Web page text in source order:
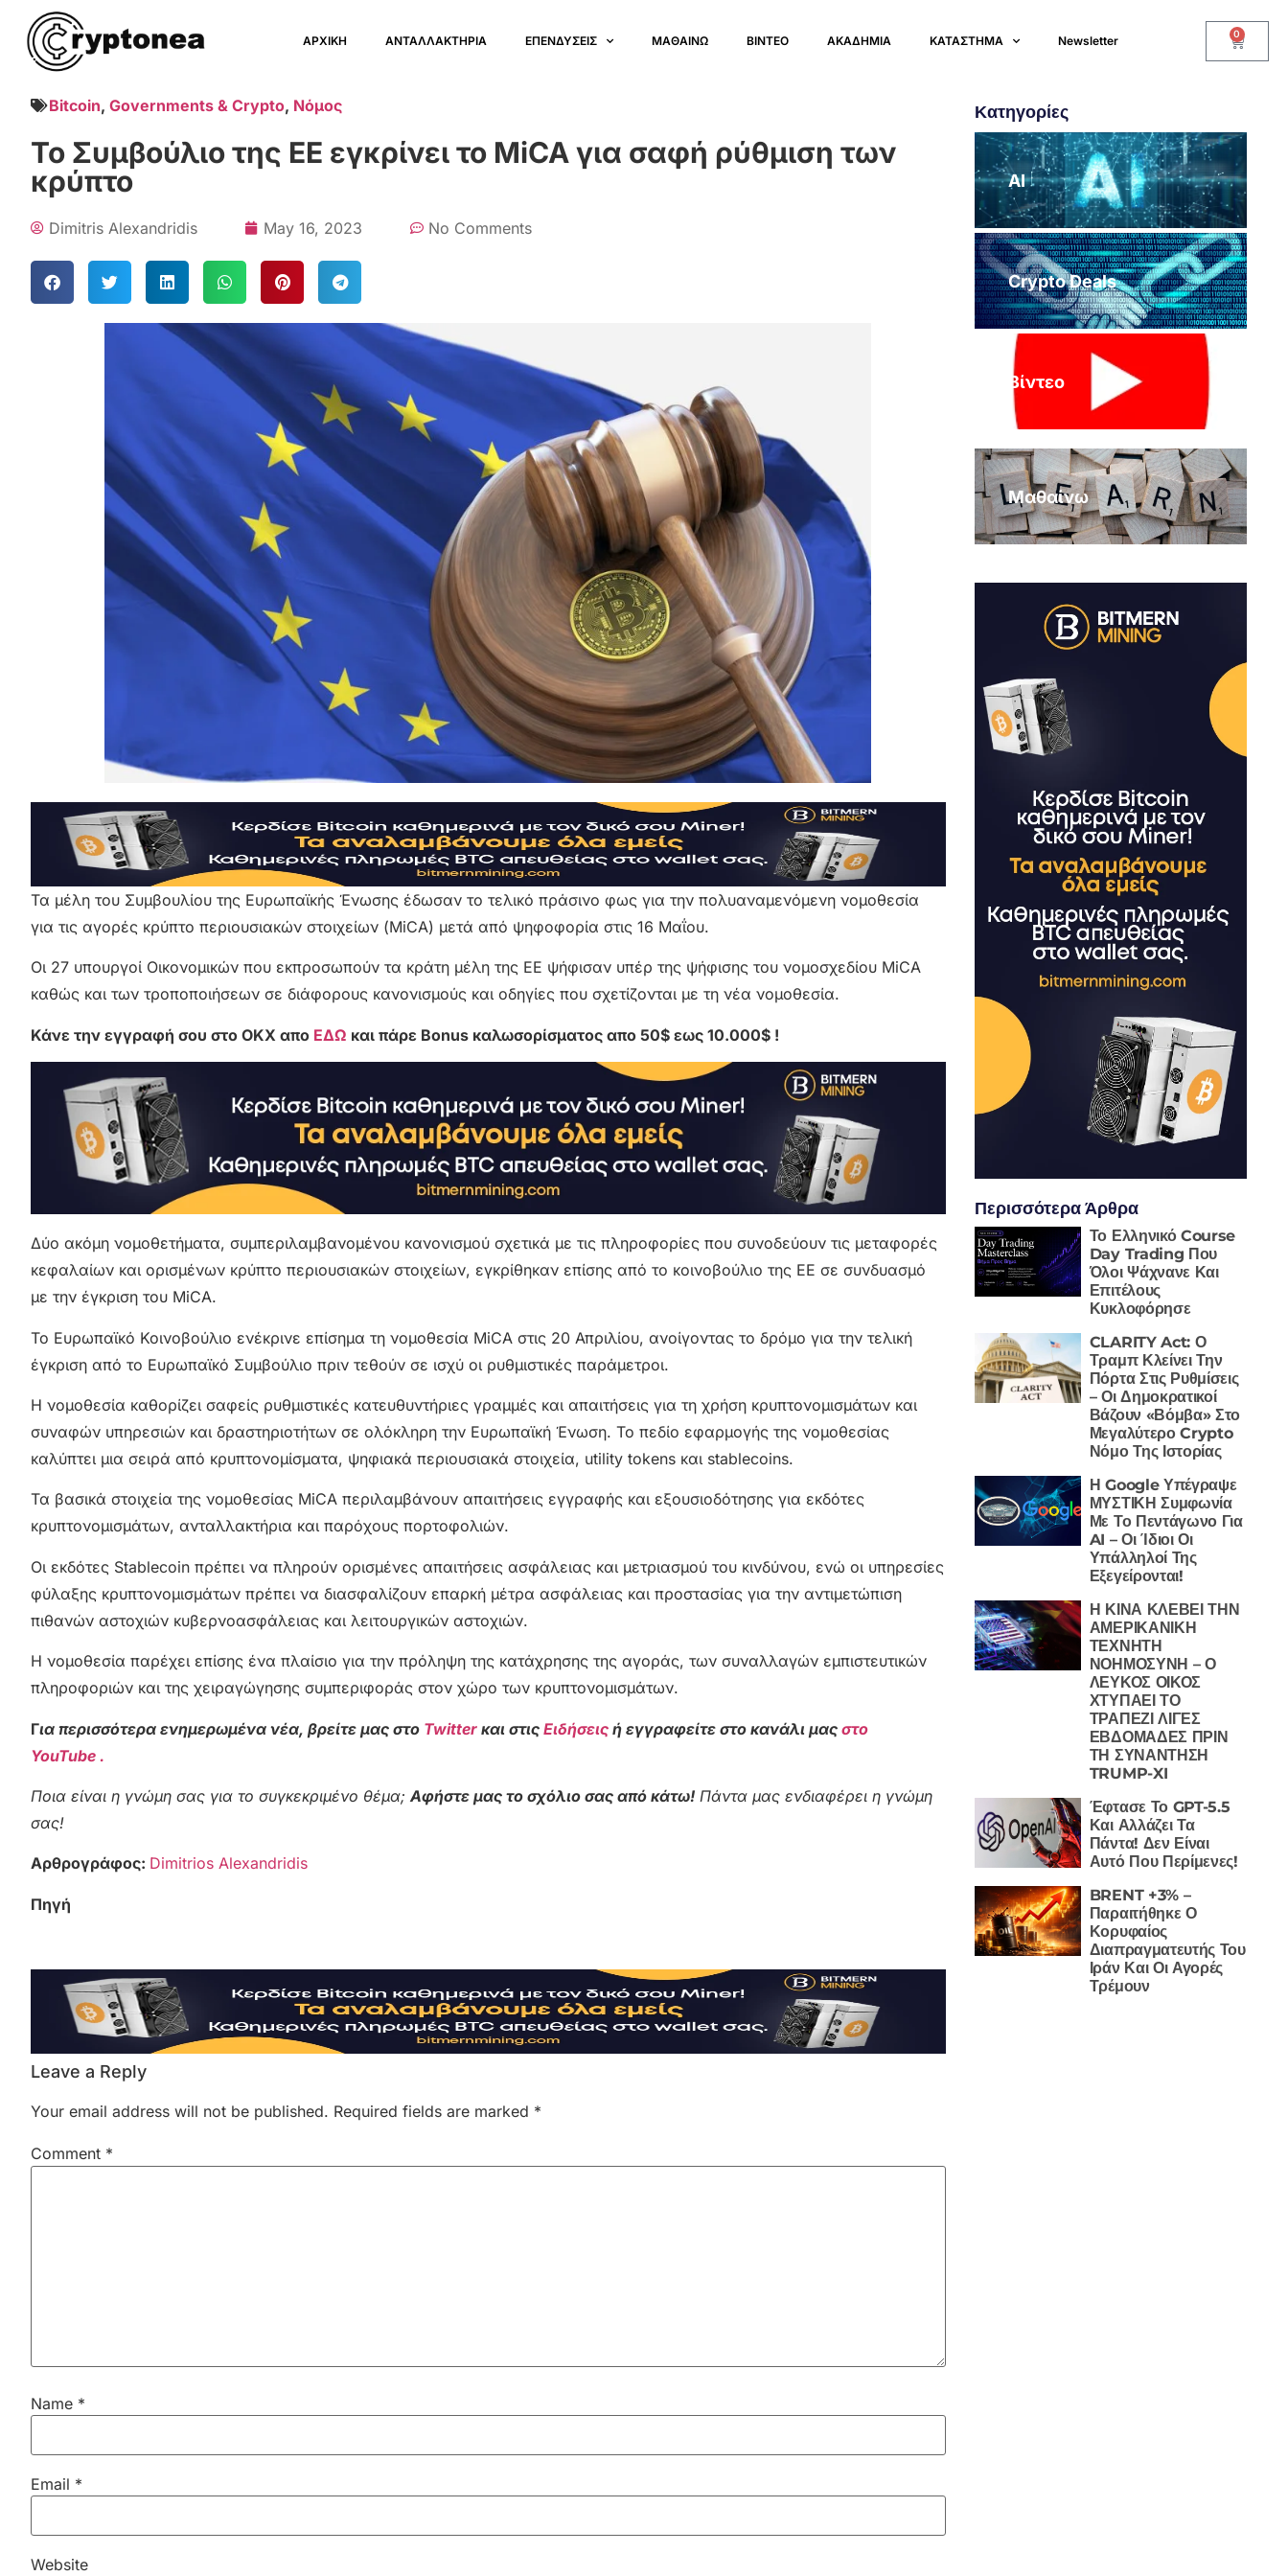
ΑΡΧΙΚΗ ΑΝΤΑΛΛΑΚΤΗΡΙΑ ΕΠΕΝΔΥΣΕΙΣ ΜΑΘΑΙΝΩ ΒΙΝΤΕΟ ΑΚΑΔΗΜΙΑ ΚΑΤΑΣΤΗΜΑ Newsletter 0
Bitcoin, Governments & Crypto, Νόμος
Το Συμβούλιο της ΕΕ εγκρίνει το MiCA για σαφή ρύθμιση των
κρύπτο
Dimitris Alexandridis May 16, 2023 No Comments
Τα μέλη του Συμβουλίου της Ευρωπαϊκής Ένωσης έδωσαν το τελικό πράσινο φως για την πολυαναμενόμενη νομοθεσία
για τις αγορές κρύπτο περιουσιακών στοιχείων (MiCA) μετά από ψηφοφορία στις 16 Μαΐου.
Οι 27 υπουργοί Οικονομικών που εκπροσωπούν τα κράτη μέλη της ΕΕ ψήφισαν υπέρ της ψήφισης του νομοσχεδίου MiCA
καθώς και των τροποποιήσεων σε διάφορους κανονισμούς και οδηγίες που σχετίζονται με τη νέα νομοθεσία.
Κάνε την εγγραφή σου στο OKX απο ΕΔΩ και πάρε Bonus καλωσορίσματος απο 50$ εως 10.000$ !
Δύο ακόμη νομοθετήματα, συμπεριλαμβανομένου κανονισμού σχετικά με τις πληροφορίες που συνοδεύουν τις μεταφορές
κεφαλαίων και ορισμένων κρύπτο περιουσιακών στοιχείων, εγκρίθηκαν επίσης από το κοινοβούλιο της ΕΕ σε συνδυασμό
με την έγκριση του MiCA.
Το Ευρωπαϊκό Κοινοβούλιο ενέκρινε επίσημα τη νομοθεσία MiCA στις 20 Απριλίου, ανοίγοντας το δρόμο για την τελική
έγκριση από το Ευρωπαϊκό Συμβούλιο πριν τεθούν σε ισχύ οι ρυθμιστικές παράμετροι.
Η νομοθεσία καθορίζει σαφείς ρυθμιστικές κατευθυντήριες γραμμές και απαιτήσεις για τη χρήση κρυπτονομισμάτων και
συναφών υπηρεσιών και δραστηριοτήτων σε ολόκληρη την Ευρωπαϊκή Ένωση. Το πεδίο εφαρμογής της νομοθεσίας
καλύπτει μια σειρά από κρυπτονομίσματα, ψηφιακά περιουσιακά στοιχεία, utility tokens και stablecoins.
Τα βασικά στοιχεία της νομοθεσίας MiCA περιλαμβάνουν απαιτήσεις εγγραφής και εξουσιοδότησης για εκδότες
κρυπτονομισμάτων, ανταλλακτήρια και παρόχους πορτοφολιών.
Οι εκδότες Stablecoin πρέπει να πληρούν ορισμένες απαιτήσεις ασφάλειας και μετριασμού του κινδύνου, ενώ οι υπηρεσίες
φύλαξης κρυπτονομισμάτων πρέπει να διασφαλίζουν επαρκή μέτρα ασφάλειας και προστασίας για την αντιμετώπιση
πιθανών αστοχιών κυβερνοασφάλειας και λειτουργικών αστοχιών.
Η νομοθεσία παρέχει επίσης ένα πλαίσιο για την πρόληψη της κατάχρησης της αγοράς, των συναλλαγών εμπιστευτικών
πληροφοριών και της χειραγώγησης συμπεριφοράς στον χώρο των κρυπτονομισμάτων.
Για περισσότερα ενημερωμένα νέα, βρείτε μας στο Twitter και στις Ειδήσεις ή εγγραφείτε στο κανάλι μας στο
YouTube .
Ποια είναι η γνώμη σας για το συγκεκριμένο θέμα;Αφήστε μας το σχόλιο σας από κάτω! Πάντα μας ενδιαφέρει η γνώμη
σας!
Αρθρογράφος: Dimitrios Alexandridis
Πηγή
Leave a Reply
Your email address will not be published. Required fields are marked *
Comment *
Name *
Email *
Website
Κατηγορίες
AI
Crypto Deals
Βίντεο
Μαθαίνω
Περισσότερα Άρθρα
Το Ελληνικό Course
Day Trading Που
Όλοι Ψάχνανε Και
Επιτέλους
Κυκλοφόρησε
CLARITY Act: Ο
Τραμπ Κλείνει Την
Πόρτα Στις Ρυθμίσεις
– Οι Δημοκρατικοί
Βάζουν «Βόμβα» Στο
Μεγαλύτερο Crypto
Νόμο Της Ιστορίας
Η Google Υπέγραψε
ΜΥΣΤΙΚΗ Συμφωνία
Με Το Πεντάγωνο Για
AI – Οι Ίδιοι Οι
Υπάλληλοί Της
Εξεγείρονται!
Η ΚΙΝΑ ΚΛΕΒΕΙ ΤΗΝ
ΑΜΕΡΙΚΑΝΙΚΗ
ΤΕΧΝΗΤΗ
ΝΟΗΜΟΣΥΝΗ – Ο
ΛΕΥΚΟΣ ΟΙΚΟΣ
ΧΤΥΠΑΕΙ ΤΟ
ΤΡΑΠΕΖΙ ΛΙΓΕΣ
ΕΒΔΟΜΑΔΕΣ ΠΡΙΝ
ΤΗ ΣΥΝΑΝΤΗΣΗ
TRUMP-XI
Έφτασε Το GPT-5.5
Και Αλλάζει Τα
Πάντα! Δεν Είναι
Αυτό Που Περίμενες!
BRENT +3% –
Παραιτήθηκε Ο
Κορυφαίος
Διαπραγματευτής Του
Ιράν Και Οι Αγορές
Τρέμουν